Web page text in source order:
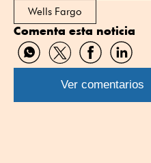
Wells Fargo
Comenta esta noticia
Compartir
por
WhatsApp
Compartir
por
Twitter
Compartir
por
Facebook
por
Ver comentarios